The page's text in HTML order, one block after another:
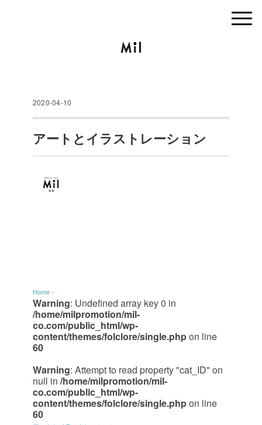
2020-04-10
アートとイラストレーション
Home ›
Warning: Undefined array key 0 in
/home/milpromotion/mil-
co.com/public_html/wp-
content/themes/folclore/single.phpon line
60
Warning: Attempt to read property "cat_ID" on
null in /home/milpromotion/mil-
co.com/public_html/wp-
content/themes/folclore/single.phpon line
60